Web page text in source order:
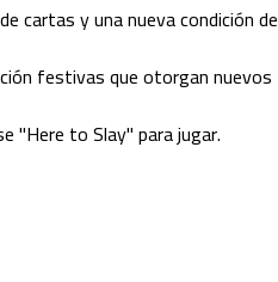
cartas y una nueva condición de
festivas que otorgan nuevos
"Here to Slay" para jugar.